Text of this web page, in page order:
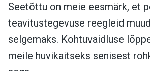
Seetõttu on meie eesmärk, et
teavitustegevuse reegleid
selgemaks. Kohtuvaidluse
meile huvikaitseks senisest